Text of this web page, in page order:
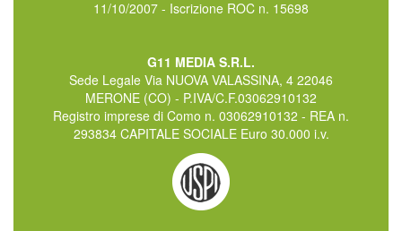
11/10/2007 - Iscrizione ROC n. 15698
G11 MEDIA S.R.L.
Sede Legale Via NUOVA VALASSINA, 4 22046
MERONE (CO) - P.IVA/C.F.03062910132
Registro imprese di Como n. 03062910132 - REA n.
293834 CAPITALE SOCIALE Euro 30.000 i.v.